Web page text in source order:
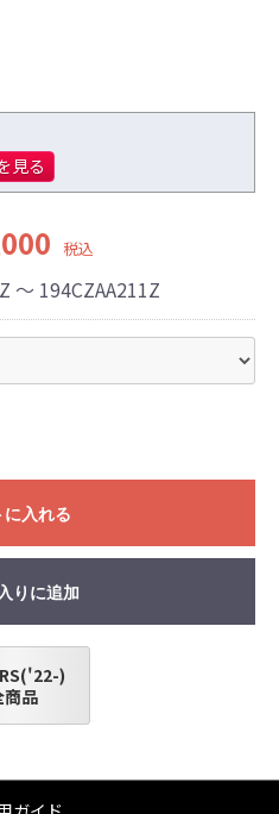
見る
税込
～ 194CZAA211Z
に入れる
りに追加
)
商品
します。
の資格と知識・経験
定のサービスマニュア
いた取り付けを行って
、その他で起きた全て
ーム等も受付できませ
了承ください。
ましては事前の予告
ありますので了承願い
了する場合がありま
。